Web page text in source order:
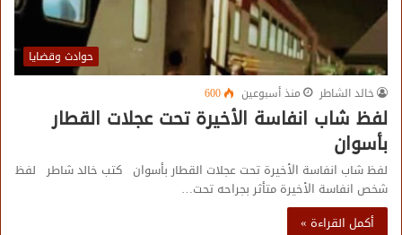
حوادث وقضايا
خالد الشاطر
منذ أسبوعين 600
لفظ شاب انفاسة الأخيرة تحت عجلات القطار
بأسوان
لفظ شاب انفاسة الأخيرة تحت عجلات القطار بأسوان كتب خالد شاطر لفظ
شخص انفاسة الأخيرة متأثر بجراحه تحت…
أكمل القراءة »